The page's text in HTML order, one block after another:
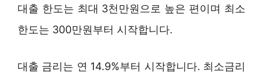
대출 한도는 최대 3천만원으로 높은 편이며 최소
한도는 300만원부터 시작합니다.
대출 금리는 연 14.9%부터 시작합니다. 최소금리